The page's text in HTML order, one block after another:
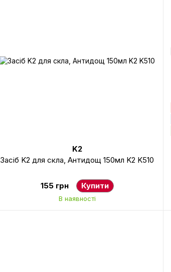
K2
Засіб K2 для скла, Антидощ 150мл K2 K510
155 грн Купити
В наявності